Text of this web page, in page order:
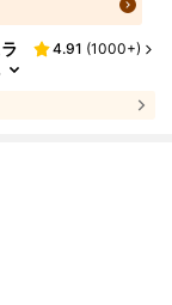
4.91 (1000+)